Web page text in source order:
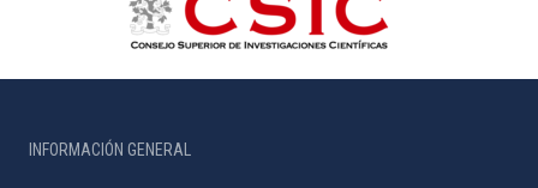
INFORMACIÓN GENERAL